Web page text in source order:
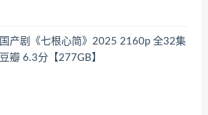
国产剧《七根心简》2025 2160p 全32集
豆瓣 6.3分【277GB】